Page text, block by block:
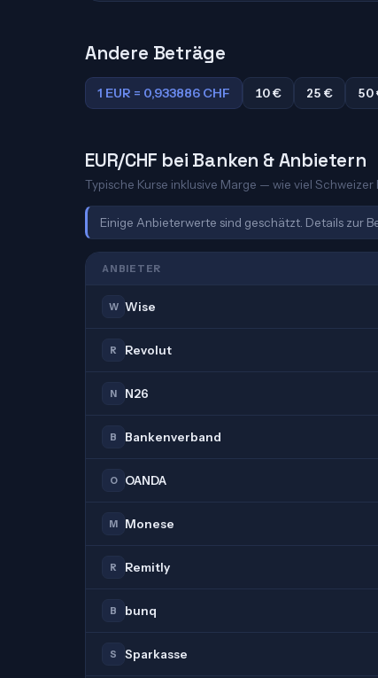
Andere Beträge
1 EUR = 0,933886 CHF 10 € 25 € 50
EUR/CHF bei Banken & Anbietern
Typische Kurse inklusive Marge — wie viel
Einige Anbieterwerte sind geschätzt. Details zur
ANBIETER
W Wise
R Revolut
N N26
B Bankenverband
O OANDA
M Monese
R Remitly
B bunq
S Sparkasse